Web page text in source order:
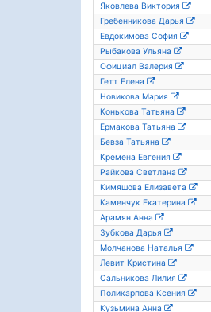
Яковлева Виктория
Гребенникова Дарья
Евдокимова София
Рыбакова Ульяна
Официал Валерия
Гетт Елена
Новикова Мария
Конькова Татьяна
Ермакова Татьяна
Бевза Татьяна
Кремена Евгения
Райкова Светлана
Кимяшова Елизавета
Каменчук Екатерина
Арамян Анна
Зубкова Дарья
Молчанова Наталья
Левит Кристина
Сальникова Лилия
Поликарпова Ксения
Кузьмина Анна